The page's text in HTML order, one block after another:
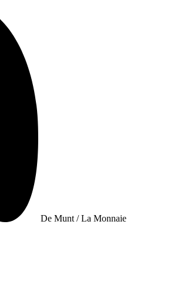
De Munt / La Monnaie